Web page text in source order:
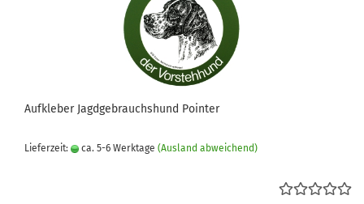
Aufkleber Jagdgebrauchshund Pointer
Lieferzeit: ca. 5-6 Werktage (Ausland abweichend)